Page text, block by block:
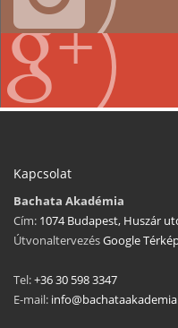
Kapcsolat
Bachata Akadémia
Cím: 1074 Budapest, Huszár
ÚtvonaltervezésGoogle
Tel:+36 30 598 3347
E-mail: